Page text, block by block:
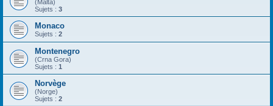
(Malta)
Sujets : 3
Monaco
Sujets : 2
Montenegro
(Crna Gora)
Sujets : 1
Norvège
(Norge)
Sujets : 2